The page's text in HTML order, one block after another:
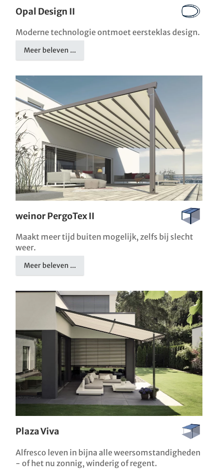
Opal Design II
Moderne technologie ontmoet eersteklas design.
Meer beleven ...
weinor PergoTex II
Maakt meer tijd buiten mogelijk, zelfs bij slecht
weer.
Meer beleven ...
Plaza Viva
Alfresco leven in bijna alle weersomstandigheden
- of het nu zonnig, winderig of regent.